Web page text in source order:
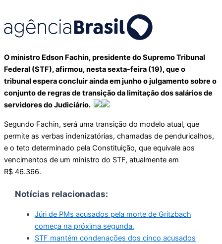
O ministro Edson Fachin, presidente do Supremo Tribunal
Federal (STF), afirmou, nesta sexta-feira (19), que o
tribunal espera concluir ainda em junho o julgamento sobre o
conjunto de regras de transição da limitação dos salários de
servidores do Judiciário.
Segundo Fachin, será uma transição do modelo atual, que
permite as verbas indenizatórias, chamadas de penduricalhos,
e o teto determinado pela Constituição, que equivale aos
vencimentos de um ministro do STF, atualmente em
R$ 46.366.
Notícias relacionadas:
Júri de PMs acusados pela morte de Gritzbach
começa na próxima segunda.
STF mantém condenações dos cinco acusados